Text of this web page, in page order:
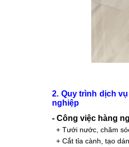
2. Quy trình dịch
nghiệp
- Công việc hàng
+ Tưới nước, chăm
+ Cắt tỉa cành, tạo